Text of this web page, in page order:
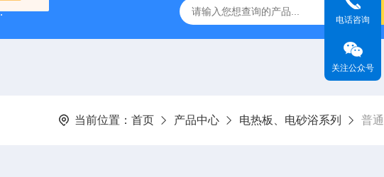
100*60颚式破碎机 JMB系列精密恒温电热板 恒温恒湿生化培养箱
当前位置： 首页 产品中心 电热板、电砂浴系列 普
电话咨询
关注公众号